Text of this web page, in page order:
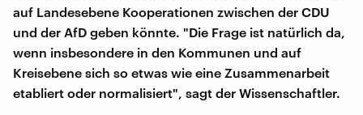
auf Landesebene Kooperationen zwischen der CDU
und der AfD geben könnte. "Die Frage ist natürlich da,
wenn insbesondere in den Kommunen und auf
Kreisebene sich so etwas wie eine Zusammenarbeit
etabliert oder normalisiert", sagt der Wissenschaftler.